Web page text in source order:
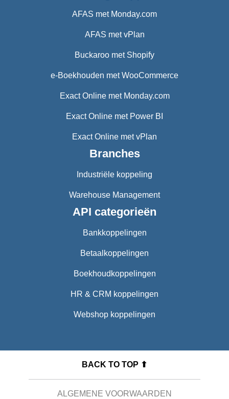
AFAS met Monday.com
AFAS met vPlan
Buckaroo met Shopify
e-Boekhouden met WooCommerce
Exact Online met Monday.com
Exact Online met Power BI
Exact Online met vPlan
Branches
Industriële koppeling
Warehouse Management
API categorieën
Bankkoppelingen
Betaalkoppelingen
Boekhoudkoppelingen
HR & CRM koppelingen
Webshop koppelingen
BACK TO TOP ⬆
ALGEMENE VOORWAARDEN